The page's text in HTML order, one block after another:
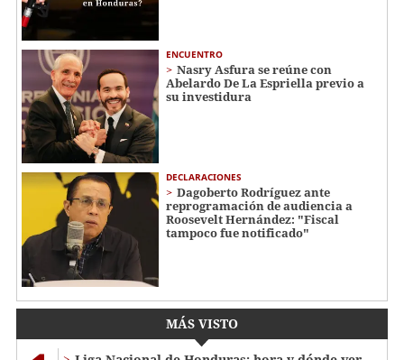
ENCUENTRO
Nasry Asfura se reúne con
Abelardo De La Espriella previo a
su investidura
DECLARACIONES
Dagoberto Rodríguez ante
reprogramación de audiencia a
Roosevelt Hernández: "Fiscal
tampoco fue notificado"
MÁS VISTO